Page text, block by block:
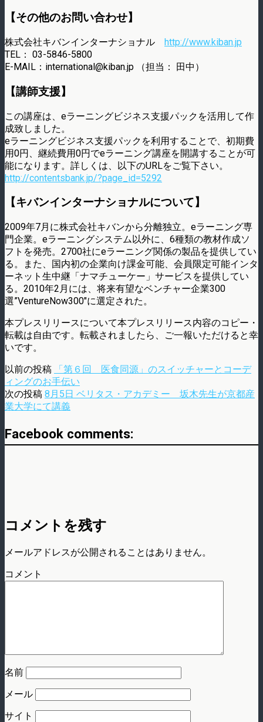
【その他のお問い合わせ】
株式会社キバンインターナショナル http://www.kiban.jp
TEL： 03-5846-5800
E-MAIL：international@kiban.jp （担当： 田中）
【講師支援】
この講座は、eラーニングビジネス支援パックを活用して作
成致しました。
eラーニングビジネス支援パックを利用することで、初期費
用0円、継続費用0円でeラーニング講座を開講することが可
能になります。詳しくは、以下のURLをご覧下さい。
http://contentsbank.jp/?page_id=5292
【キバンインターナショナルについて】
2009年7月に株式会社キバンから分離独立。eラーニング専
門企業。eラーニングシステム以外に、6種類の教材作成ソ
フトを発売。2700社にeラーニング関係の製品を提供してい
る。また、国内初の企業向け課金可能、会員限定可能インタ
ーネット生中継「ナマチューケー」サービスを提供してい
る。2010年2月には、将来有望なベンチャー企業300
選”VentureNow300″に選定された。
本プレスリリースについて本プレスリリース内容のコピー・
転載は自由です。転載されましたら、ご一報いただけると幸
いです。
以前の投稿
「第６回 医食同源」のスイッチャーとコーデ
ィングのお手伝い
次の投稿 8月5日 ベリタス・アカデミー 坂木先生が京都産
業大学にて講義
Facebook comments:
コメントを残す
メールアドレスが公開されることはありません。
コメント
名前
メール
サイト